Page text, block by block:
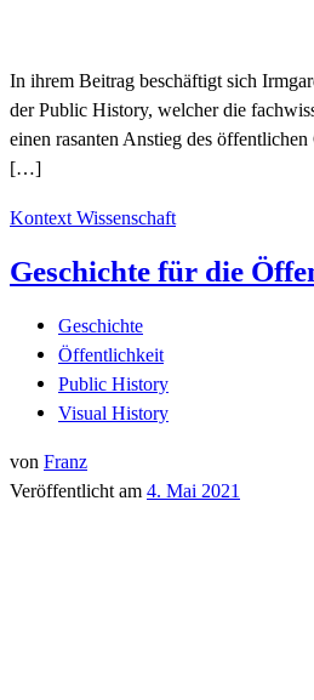
In ihrem Beitrag beschäftigt sich
der Public History, welcher die
einen rasanten Anstieg des öffentlichen
[…]
Kontext Wissenschaft
Geschichte für die
Geschichte
Öffentlichkeit
Public History
Visual History
von Franz
Veröffentlicht am 4. Mai 2021